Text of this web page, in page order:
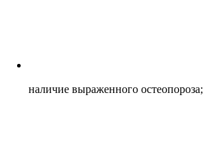
наличие выраженного остеопороза;